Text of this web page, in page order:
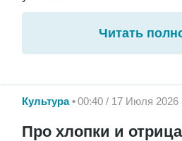
Читать
Культура 00:40 / 17 Июля 2026
Про хлопки и